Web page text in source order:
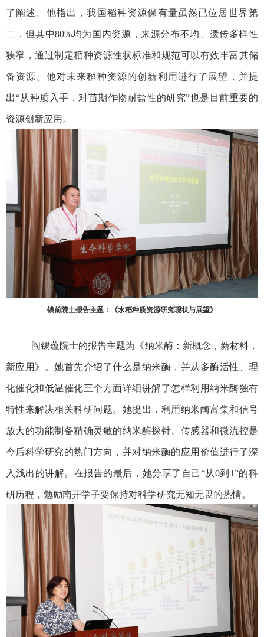
了阐述。他指出，我国稻种资源保有量虽然已位居世界第
二，但其中80%均为国内资源，来源分布不均、遗传多样性
狭窄，通过制定稻种资源性状标准和规范可以有效丰富其储
备资源。他对未来稻种资源的创新利用进行了展望，并提
出“从种质入手，对苗期作物耐盐性的研究”也是目前重要的
资源创新应用。
钱前院士报告主题：《水稻种质资源研究现状与展望》
阎锡蕴院士的报告主题为《纳米酶：新概念，新材料，
新应用》。她首先介绍了什么是纳米酶，并从多酶活性、理
化催化和低温催化三个方面详细讲解了怎样利用纳米酶独有
特性来解决相关科研问题。她提出，利用纳米酶富集和信号
放大的功能制备精确灵敏的纳米酶探针、传感器和微流控是
今后科学研究的热门方向，并对纳米酶的应用价值进行了深
入浅出的讲解。在报告的最后，她分享了自己“从0到 1”的科
研历程，勉励南开学子要保持对科学研究无知无畏的热情。